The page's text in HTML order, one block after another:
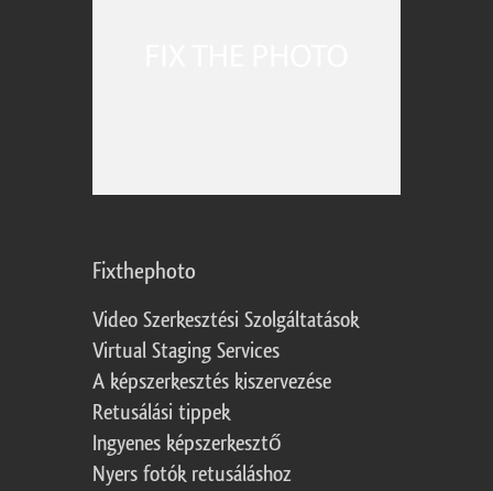
Fixthephoto
Video Szerkesztési Szolgáltatások
Virtual Staging Services
A képszerkesztés kiszervezése
Retusálási tippek
Ingyenes képszerkesztő
Nyers fotók retusáláshoz